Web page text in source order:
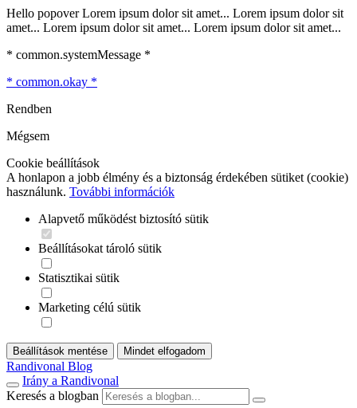
Hello popover Lorem ipsum dolor sit amet... Lorem ipsum dolor sit
amet... Lorem ipsum dolor sit amet... Lorem ipsum dolor sit amet...
* common.systemMessage *
* common.okay *
Rendben
Mégsem
Cookie beállítások
A honlapon a jobb élmény és a biztonság érdekében sütiket (cookie)
használunk. További információk
Alapvető működést biztosító sütik
Beállításokat tároló sütik
Statisztikai sütik
Marketing célú sütik
Beállítások mentése Mindet elfogadom
Randivonal Blog
Irány a Randivonal
Keresés a blogban